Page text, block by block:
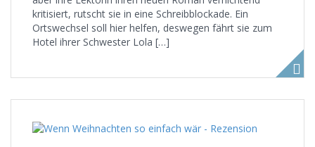
kritisiert, rutscht sie in eine Schreibblockade. Ein
Ortswechsel soll hier helfen, deswegen fährt sie zum
Hotel ihrer Schwester Lola […]